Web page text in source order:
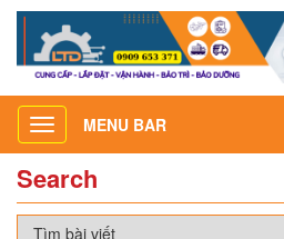
Toggle
navigation
MENU BAR
Search